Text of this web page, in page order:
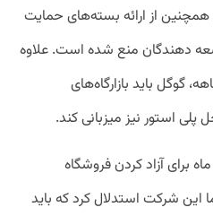
از ارائه بسته‌های حمایت
دهندگان منع شده است. علاوه
گوگل باید بازارگاه‌های
استور نیز میزبانی کند.
برای آزاد کردن فروشگاه
این شرکت استدلال کرد که باید